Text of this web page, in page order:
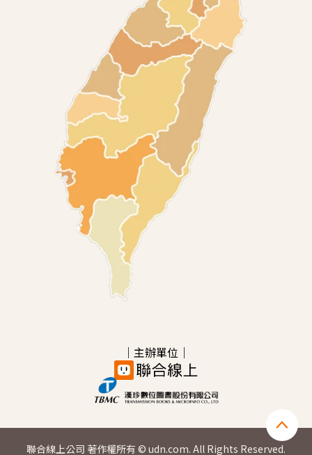
｜主辦單位｜
聯合線上公司 著作權所有 © udn.com. All Rights Reserved.